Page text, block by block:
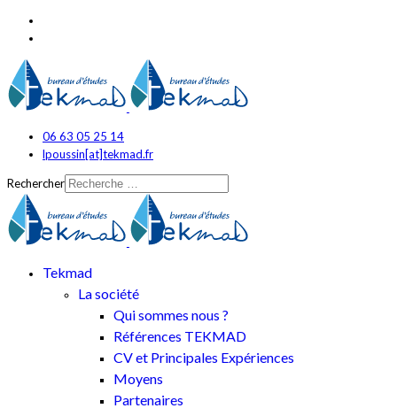
06 63 05 25 14
lpoussin[at]tekmad.fr
Rechercher
Tekmad
La société
Qui sommes nous ?
Références TEKMAD
CV et Principales Expériences
Moyens
Partenaires